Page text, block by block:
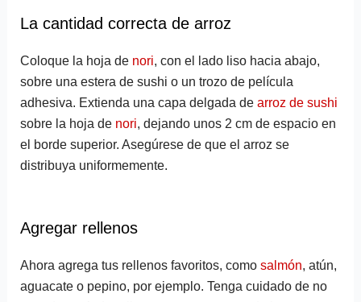
La cantidad correcta de arroz
Coloque la hoja de nori, con el lado liso hacia abajo,
sobre una estera de sushi o un trozo de película
adhesiva. Extienda una capa delgada dearroz de sushi
sobre la hoja de nori, dejando unos 2 cm de espacio en
el borde superior. Asegúrese de que el arroz se
distribuya uniformemente.
Agregar rellenos
Ahora agrega tus rellenos favoritos, comosalmón, atún,
aguacate o pepino, por ejemplo. Tenga cuidado de no